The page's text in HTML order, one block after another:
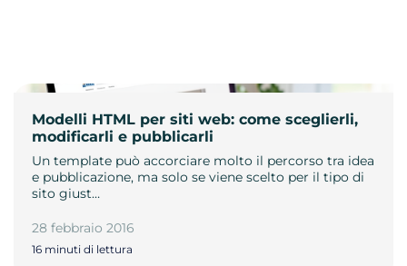
Modelli HTML per siti web: come sceglierli,
modificarli e pubblicarli
Un template può accorciare molto il percorso tra idea
e pubblicazione, ma solo se viene scelto per il tipo di
sito giust…
28 febbraio 2016
16 minuti di lettura